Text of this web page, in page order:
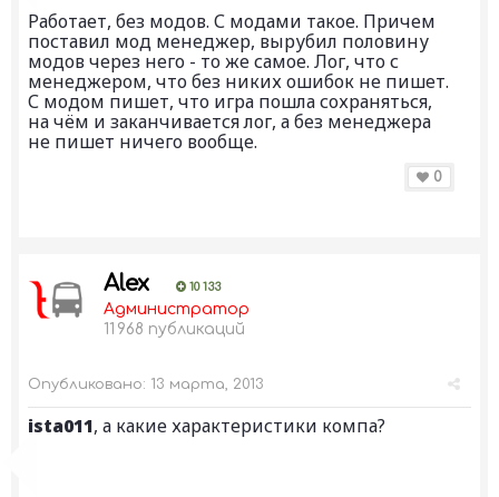
Работает, без модов. С модами такое. Причем
поставил мод менеджер, вырубил половину
модов через него - то же самое. Лог, что с
менеджером, что без никих ошибок не пишет.
С модом пишет, что игра пошла сохраняться,
на чём и заканчивается лог, а без менеджера
не пишет ничего вообще.
0
Alex 10 133
Администратор
11 968 публикаций
Опубликовано: 13 марта, 2013
ista011, а какие характеристики компа?